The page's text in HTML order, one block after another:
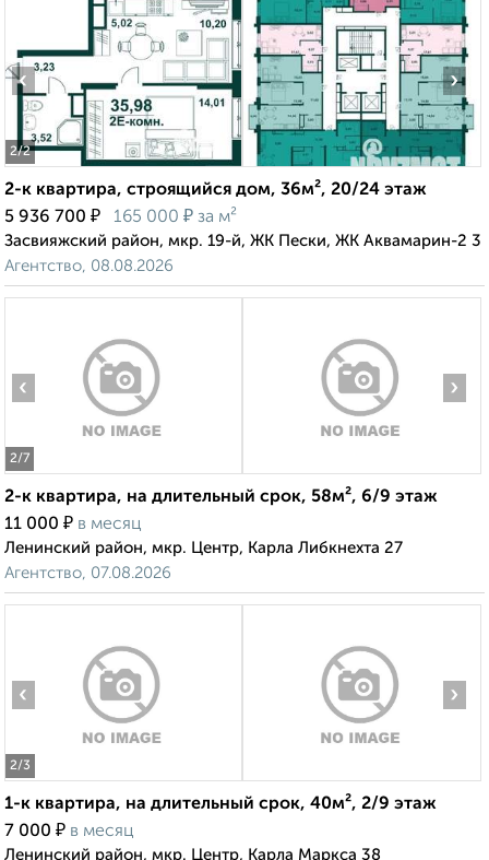
2/2
‹ ›
2-к квартира, строящийся дом, 36м², 20/24 этаж
5 936 700 ₽ 165 000 ₽ за м²
Засвияжский район, мкр. 19-й, ЖК Пески, ЖК Аквамарин-2 3
Агентство, 08.08.2026
2/7
‹ ›
2-к квартира, на длительный срок, 58м², 6/9 этаж
11 000 ₽ в месяц
Ленинский район, мкр. Центр, Карла Либкнехта 27
Агентство, 07.08.2026
2/3
‹ ›
1-к квартира, на длительный срок, 40м², 2/9 этаж
7 000 ₽ в месяц
Ленинский район, мкр. Центр, Карла Маркса 38